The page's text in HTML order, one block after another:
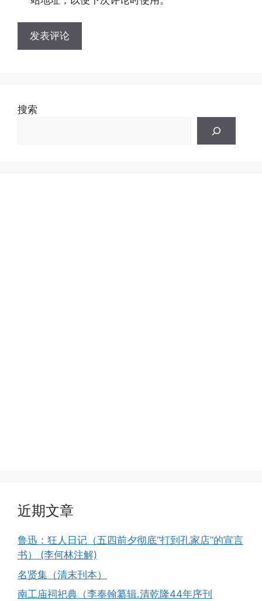
搜索
近期文章
鲁迅：狂人日记（五四前夕彻底“打到孔家店”的宣言
书） (李何林注解)
名贤集（清末刊本）
南工庙祠祀典（李奉翰纂辑.清乾隆44年序刊